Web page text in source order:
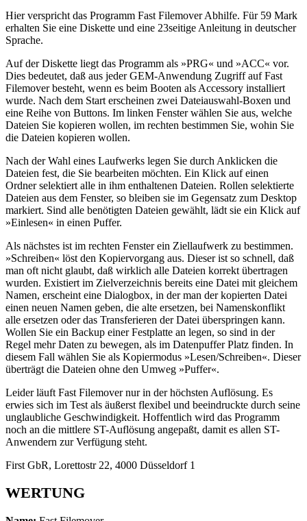
Hier verspricht das Programm Fast Filemover Abhilfe. Für 59 Mark
erhalten Sie eine Diskette und eine 23seitige Anleitung in deutscher
Sprache.
Auf der Diskette liegt das Programm als »PRG« und »ACC« vor.
Dies bedeutet, daß aus jeder GEM-Anwendung Zugriff auf Fast
Filemover besteht, wenn es beim Booten als Accessory installiert
wurde. Nach dem Start erscheinen zwei Dateiauswahl-Boxen und
eine Reihe von Buttons. Im linken Fenster wählen Sie aus, welche
Dateien Sie kopieren wollen, im rechten bestimmen Sie, wohin Sie
die Dateien kopieren wollen.
Nach der Wahl eines Laufwerks legen Sie durch Anklicken die
Dateien fest, die Sie bearbeiten möchten. Ein Klick auf einen
Ordner selektiert alle in ihm enthaltenen Dateien. Rollen selektierte
Dateien aus dem Fenster, so bleiben sie im Gegensatz zum Desktop
markiert. Sind alle benötigten Dateien gewählt, lädt sie ein Klick auf
»Einlesen« in einen Puffer.
Als nächstes ist im rechten Fenster ein Ziellaufwerk zu bestimmen.
»Schreiben« löst den Kopiervorgang aus. Dieser ist so schnell, daß
man oft nicht glaubt, daß wirklich alle Dateien korrekt übertragen
wurden. Existiert im Zielverzeichnis bereits eine Datei mit gleichem
Namen, erscheint eine Dialogbox, in der man der kopierten Datei
einen neuen Namen geben, die alte ersetzen, bei Namenskonflikt
alle ersetzen oder das Transferieren der Datei überspringen kann.
Wollen Sie ein Backup einer Festplatte an legen, so sind in der
Regel mehr Daten zu bewegen, als im Datenpuffer Platz finden. In
diesem Fall wählen Sie als Kopiermodus »Lesen/Schreiben«. Dieser
überträgt die Dateien ohne den Umweg »Puffer«.
Leider läuft Fast Filemover nur in der höchsten Auflösung. Es
erwies sich im Test als äußerst flexibel und beeindruckte durch seine
unglaubliche Geschwindigkeit. Hoffentlich wird das Programm
noch an die mittlere ST-Auflösung angepaßt, damit es allen ST-
Anwendern zur Verfügung steht.
First GbR, Lorettostr 22, 4000 Düsseldorf 1
WERTUNG